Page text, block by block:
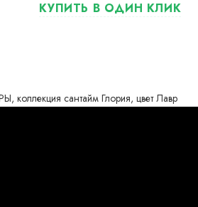
сантайм Глория, цвет Лавр